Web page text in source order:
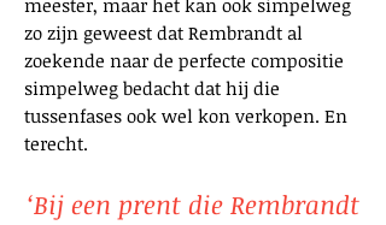
meester, maar het kan ook simpelweg
zo zijn geweest dat Rembrandt al
zoekende naar de perfecte compositie
simpelweg bedacht dat hij die
tussenfases ook wel kon verkopen. En
terecht.
‘Bij een prent die Rembrandt